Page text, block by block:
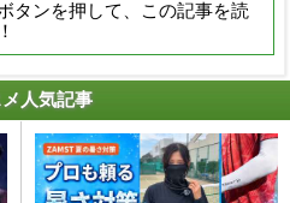
タンを押して、この記事を読
人気記事